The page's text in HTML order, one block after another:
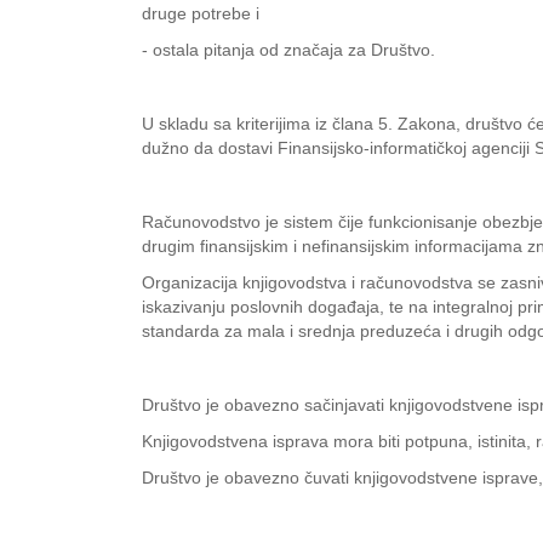
druge potrebe i
- ostala pitanja od značaja za Društvo.
U skladu sa kriterijima iz člana 5. Zakona, društvo
dužno da dostavi Finansijsko-informatičkoj agenciji
Računovodstvo je sistem čije funkcionisanje
drugim finansijskim i nefinansijskim informacijama
Organizacija knjigovodstva i računovodstva se
iskazivanju poslovnih događaja, te na integralnoj
standarda za mala i srednja preduzeća i drugih
Društvo je obavezno sačinjavati knjigovodstvene
Knjigovodstvena isprava mora biti potpuna,
Društvo je obavezno čuvati knjigovodstvene